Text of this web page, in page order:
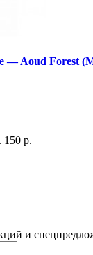
— Aoud Forest
150 р.
и